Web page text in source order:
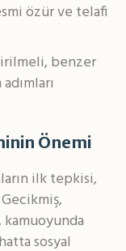
özür ve telafi
benzer
Önemi
ilk tepkisi,
sosyal